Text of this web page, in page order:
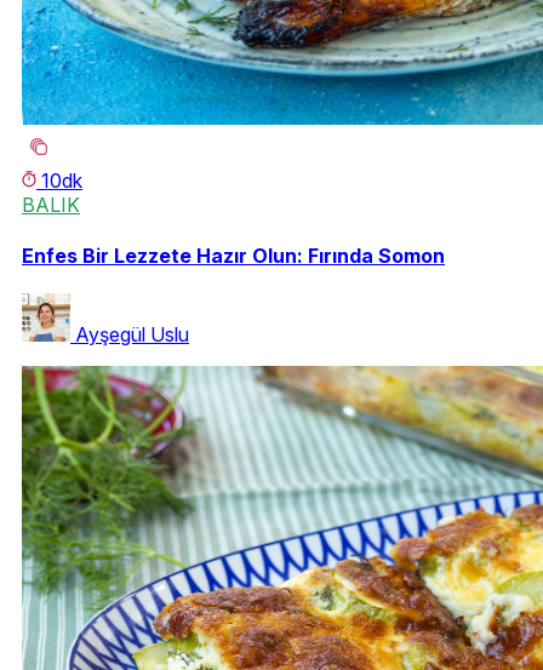
10dk
BALIK
Enfes Bir Lezzete Hazır Olun: Fırında Somon
Ayşegül Uslu